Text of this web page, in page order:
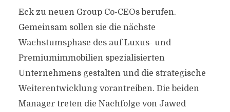
Eck zu neuen Group Co-CEOs berufen.
Gemeinsam sollen sie die nächste
Wachstumsphase des auf Luxus- und
Premiumimmobilien spezialisierten
Unternehmens gestalten und die strategische
Weiterentwicklung vorantreiben. Die beiden
Manager treten die Nachfolge von Jawed